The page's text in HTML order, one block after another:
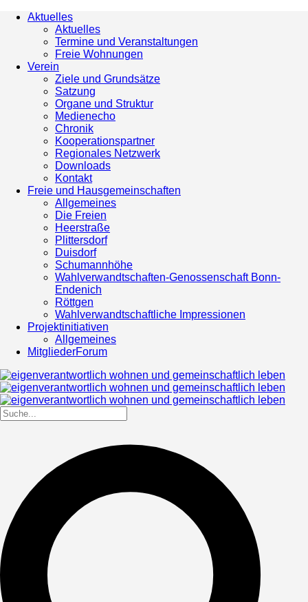
Aktuelles
Aktuelles
Termine und Veranstaltungen
Freie Wohnungen
Verein
Ziele und Grundsätze
Satzung
Organe und Struktur
Medienecho
Chronik
Kooperationspartner
Regionales Netzwerk
Downloads
Kontakt
Freie und Hausgemeinschaften
Allgemeines
Die Freien
Heerstraße
Plittersdorf
Duisdorf
Schumannhöhe
Wahlverwandtschaften-Genossenschaft Bonn-
Endenich
Röttgen
Wahlverwandtschaftliche Impressionen
Projektinitiativen
Allgemeines
MitgliederForum